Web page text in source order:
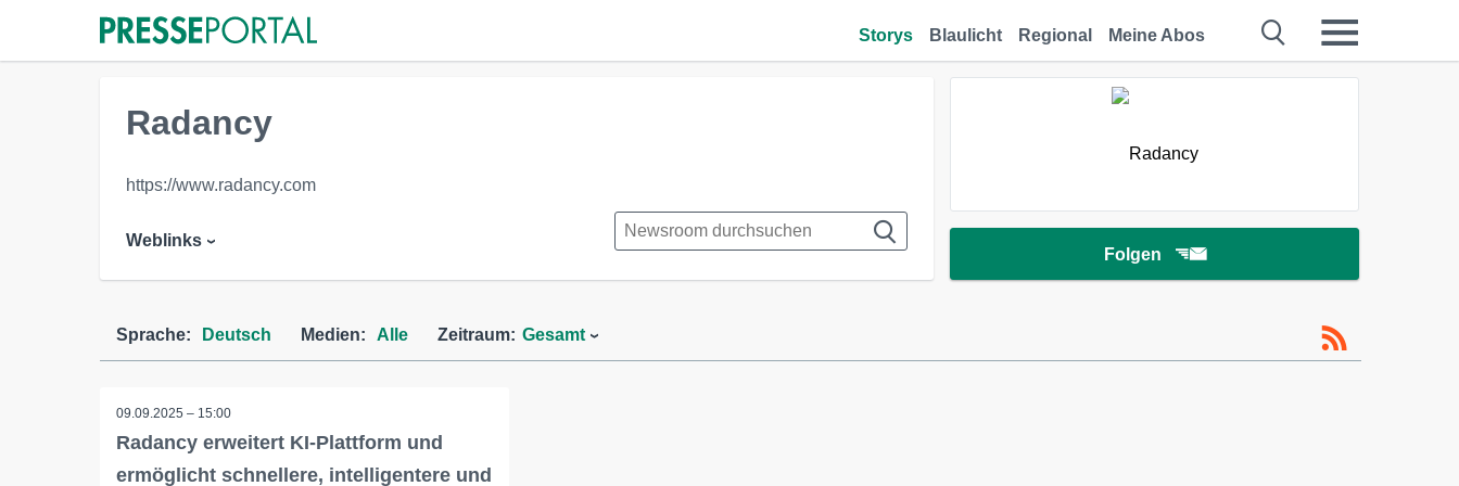
Storys Blaulicht Regional Meine Abos
Folgen
Radancy
https://www.radancy.com
Weblinks
Sprache: Deutsch Medien: Alle Zeitraum: Gesamt
09.09.2025 – 15:00
Radancy erweitert KI-Plattform und
ermöglicht schnellere, intelligentere und